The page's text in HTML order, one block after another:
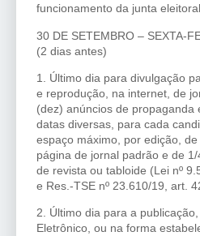
funcionamento da junta
30 DE SETEMBRO – SEXTA-
(2 dias antes)
1. Último dia para divulgação
e reprodução, na internet, de
(dez) anúncios de propaganda
datas diversas, para cada
espaço máximo, por edição,
página de jornal padrão e de
de revista ou tabloide (Lei nº
e Res.-TSE nº 23.610/19, art.
2. Último dia para a
Eletrônico, ou na forma